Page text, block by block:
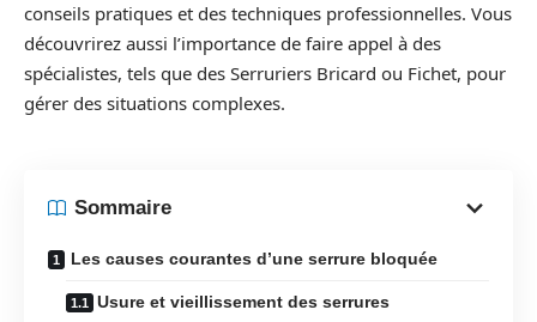
conseils pratiques et des techniques professionnelles. Vous
découvrirez aussi l’importance de faire appel à des
spécialistes, tels que des Serruriers Bricard ou Fichet, pour
gérer des situations complexes.
Sommaire
Les causes courantes d’une serrure bloquée
Usure et vieillissement des serrures